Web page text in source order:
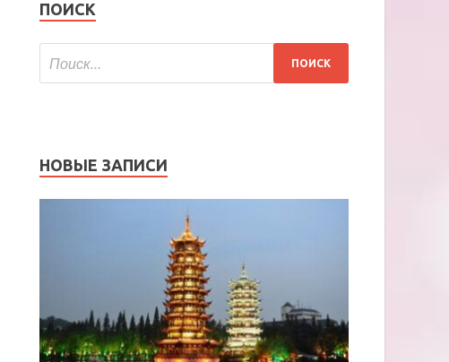
ПОИСК
НОВЫЕ ЗАПИСИ